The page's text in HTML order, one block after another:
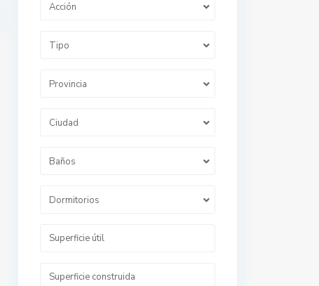
Acción
Tipo
Provincia
Ciudad
Baños
Dormitorios